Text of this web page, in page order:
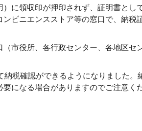
に領収印が押印されず、証明書とし
ビニエンスストア等の窓口で、納税
市役所、各行政センター、各地区セ
税確認ができるようになりました。
になる場合がありますのでご注意く